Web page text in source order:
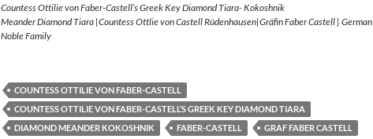
Countess Ottilie von Faber-Castell’s Greek Key Diamond Tiara- Kokoshnik
Meander Diamond Tiara |Countess Ottlie von Castell Rüdenhausen|Gräfin Faber Castell | German
Noble Family
COUNTESS OTTILIE VON FABER-CASTELL
COUNTESS OTTILIE VON FABER-CASTELL’S GREEK KEY DIAMOND TIARA
DIAMOND MEANDER KOKOSHNIK
FABER-CASTELL
GRAF FABER CASTELL